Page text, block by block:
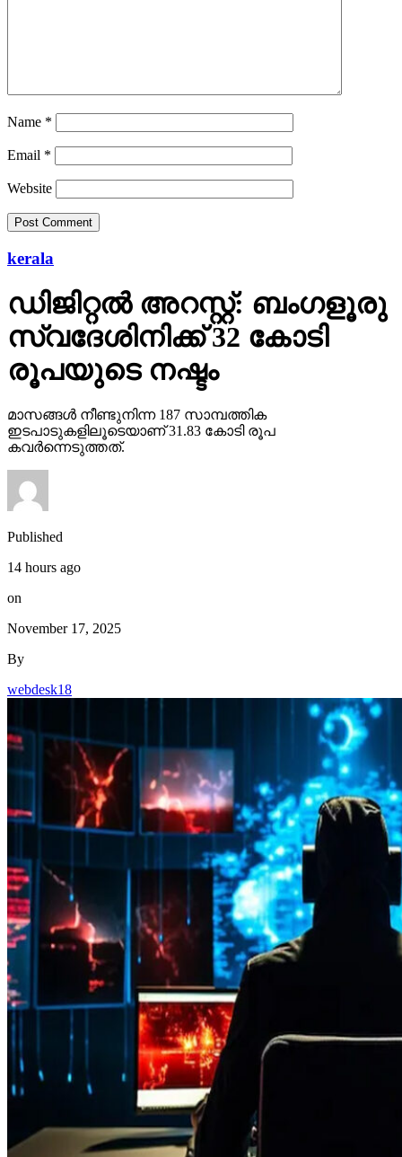
Name *
Email *
Website
kerala
ഡിജിറ്റല്‍ അറസ്റ്റ്: ബംഗളൂരു
സ്വദേശിനിക്ക് 32 കോടി
രൂപയുടെ നഷ്ടം
മാസങ്ങള്‍ നീണ്ടുനിന്ന 187 സാമ്പത്തിക
ഇടപാടുകളിലൂടെയാണ് 31.83 കോടി രൂപ
കവര്‍ന്നെടുത്തത്.
Published
14 hours ago
on
November 17, 2025
By
webdesk18